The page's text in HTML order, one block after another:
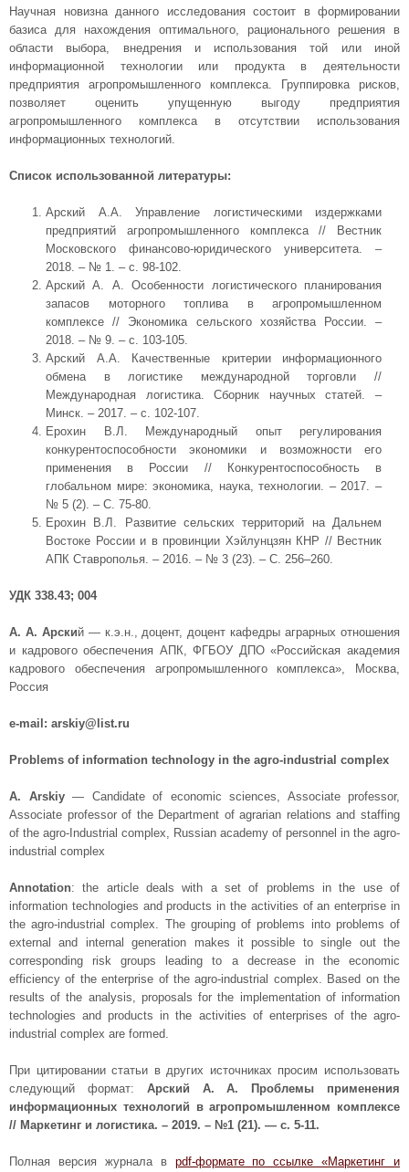
Научная новизна данного исследования состоит в формировании
базиса для нахождения оптимального, рационального решения в
области выбора, внедрения и использования той или иной
информационной технологии или продукта в деятельности
предприятия агропромышленного комплекса. Группировка рисков,
позволяет оценить упущенную выгоду предприятия
агропромышленного комплекса в отсутствии использования
информационных технологий.
Список использованной литературы:
Арский А.А. Управление логистическими издержками
предприятий агропромышленного комплекса // Вестник
Московского финансово-юридического университета. –
2018. – № 1. – с. 98-102.
Арский А. А. Особенности логистического планирования
запасов моторного топлива в агропромышленном
комплексе // Экономика сельского хозяйства России. –
2018. – № 9. – с. 103-105.
Арский А.А. Качественные критерии информационного
обмена в логистике международной торговли //
Международная логистика. Сборник научных статей. –
Минск. – 2017. – с. 102-107.
Ерохин В.Л. Международный опыт регулирования
конкурентоспособности экономики и возможности его
применения в России // Конкурентоспособность в
глобальном мире: экономика, наука, технологии. – 2017. –
№ 5 (2). – С. 75-80.
Ерохин В.Л. Развитие сельских территорий на Дальнем
Востоке России и в провинции Хэйлунцзян КНР // Вестник
АПК Ставрополья. – 2016. – № 3 (23). – С. 256–260.
УДК 338.43; 004
А. А. Арский — к.э.н., доцент, доцент кафедры аграрных отношения
и кадрового обеспечения АПК, ФГБОУ ДПО «Российская академия
кадрового обеспечения агропромышленного комплекса», Москва,
Россия
e-mail: arskiy@list.ru
Problems of information technology in the agro-industrial complex
А. Arskiy— Candidate of economic sciences, Associate professor,
Associate professor of the Department of agrarian relations and staffing
of the agro-Industrial complex, Russian academy of personnel in the agro-
industrial complex
Annotation: the article deals with a set of problems in the use of
information technologies and products in the activities of an enterprise in
the agro-industrial complex. The grouping of problems into problems of
external and internal generation makes it possible to single out the
corresponding risk groups leading to a decrease in the economic
efficiency of the enterprise of the agro-industrial complex. Based on the
results of the analysis, proposals for the implementation of information
technologies and products in the activities of enterprises of the agro-
industrial complex are formed.
При цитировании статьи в других источниках просим использовать
следующий формат: Арский А. А. Проблемы применения
информационных технологий в агропромышленном комплексе
// Маркетинг и логистика. – 2019. – №1 (21). — с. 5-11.
Полная версия журнала в pdf-формате по ссылке «Маркетинг и